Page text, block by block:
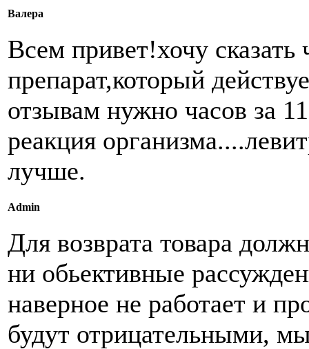
Валера
Всем привет!хочу сказать
препарат,который
отзывам нужно часов за
реакция
лучше.
Admin
Для возврата товара
ни обьективные
наверное не работает и
будут отрицательными,